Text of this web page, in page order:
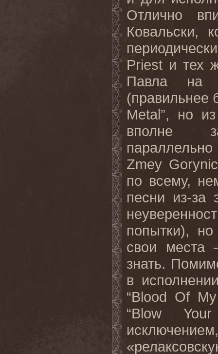
Отлично
Ковальски,
Priest и тех
Павла на
(правильнее
Metal”, но
вполне
Zmey
по всему,
песни из-за
попытки),
свои места
знать.
в
“Blood Of
“Blow